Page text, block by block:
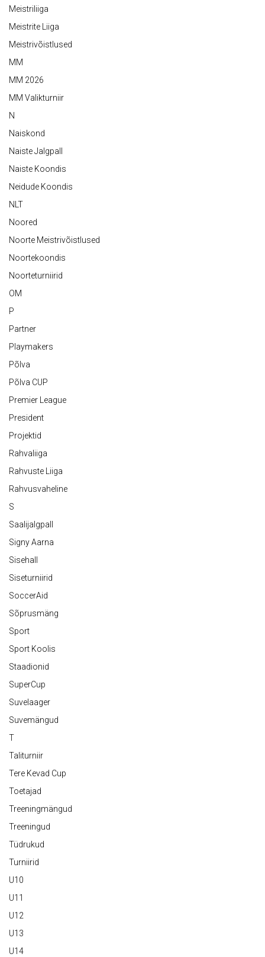
Meistriliiga
Meistrite Liiga
Meistrivõistlused
MM
MM 2026
MM Valikturniir
N
Naiskond
Naiste Jalgpall
Naiste Koondis
Neidude Koondis
NLT
Noored
Noorte Meistrivõistlused
Noortekoondis
Noorteturniirid
OM
P
Partner
Playmakers
Põlva
Põlva CUP
Premier League
President
Projektid
Rahvaliiga
Rahvuste Liiga
Rahvusvaheline
S
Saalijalgpall
Signy Aarna
Sisehall
Siseturniirid
SoccerAid
Sõprusmäng
Sport
Sport Koolis
Staadionid
SuperCup
Suvelaager
Suvemängud
T
Taliturniir
Tere Kevad Cup
Toetajad
Treeningmängud
Treeningud
Tüdrukud
Turniirid
U10
U11
U12
U13
U14